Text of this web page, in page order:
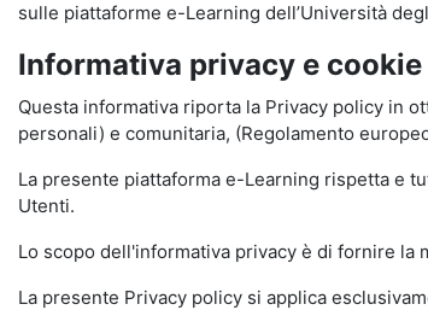
sulle piattaforme e-Learning dell’Università
Informativa privacy e cookie
Questa informativa riporta la Privacy policy in
personali) e comunitaria, (Regolamento
La presente piattaforma e-Learning rispetta e
Utenti.
Lo scopo dell'informativa privacy è di fornire la
La presente Privacy policy si applica